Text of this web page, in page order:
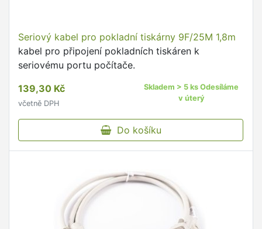
Seriový kabel pro pokladní tiskárny 9F/25M 1,8m
kabel pro připojení pokladních tiskáren k
seriovému portu počítače.
139,30 Kč
včetně DPH
Skladem > 5 ks Odesíláme
v úterý
Do košíku